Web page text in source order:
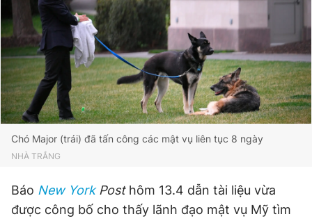
Đọc Thanh Niên trên điện thoại
Theo dõi báo trên
Hotline
Đặt báo Quảng cáo RSS Tòa soạn Chính sách bảo
Chó Major (trái) đã tấn công các mật vụ liên tục 8 ngày
NHÀ TRẮNG
Báo New YorkPosthôm 13.4 dẫn tài liệu vừa
được công bố cho thấy lãnh đạo mật vụ Mỹ tìm